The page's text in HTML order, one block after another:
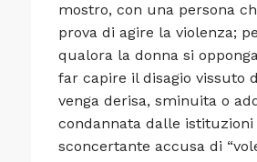
mostro, con una persona
prova di agire la violenza;
qualora la donna si
far capire il disagio vissuto
venga derisa, sminuita o
condannata dalle istituzioni
sconcertante accusa di